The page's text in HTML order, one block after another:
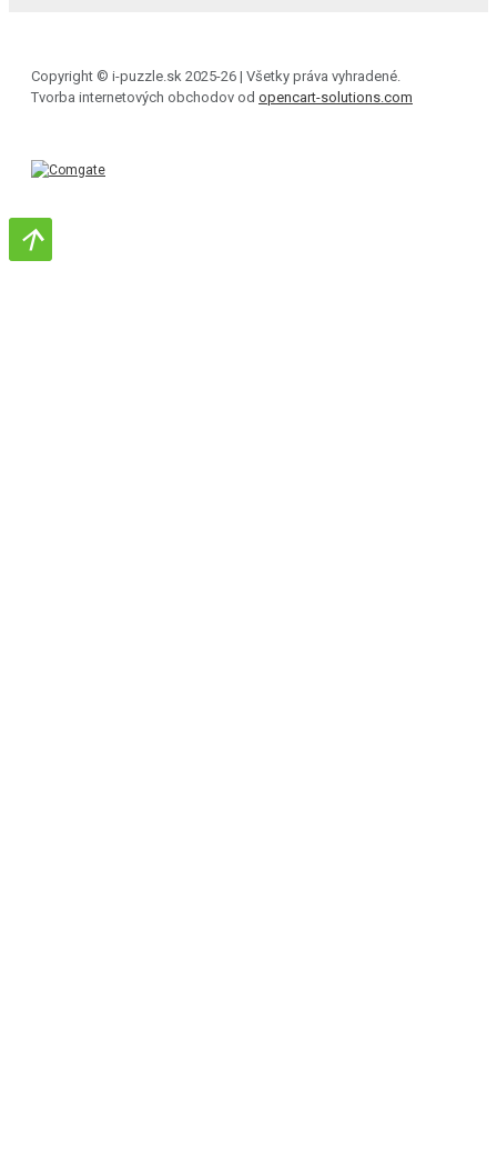
Copyright © i-puzzle.sk 2025-26 | Všetky práva vyhradené.
Tvorba internetových obchodov od opencart-solutions.com